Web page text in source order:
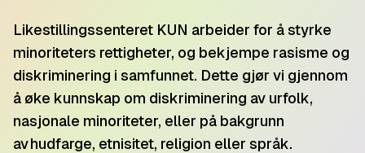
Likestillingssenteret KUN arbeider for å styrke
minoriteters rettigheter, og bekjempe rasisme og
diskriminering i samfunnet. Dette gjør vi gjennom
å øke kunnskap om diskriminering av urfolk,
nasjonale minoriteter, eller på bakgrunn
av hudfarge, etnisitet, religion eller språk.